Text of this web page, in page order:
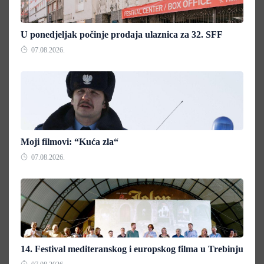
U ponedjeljak počinje prodaja ulaznica za 32. SFF
07.08.2026.
Moji filmovi: “Kuća zla“
07.08.2026.
14. Festival mediteranskog i europskog filma u Trebinju